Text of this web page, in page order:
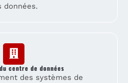
données.
centre de données
des systèmes de